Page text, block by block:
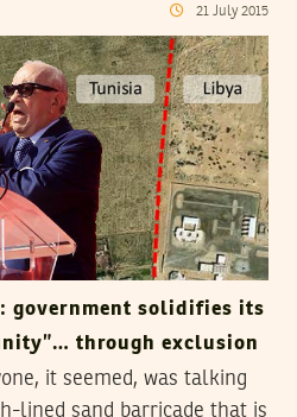
21 July 2015
government solidifies its
through exclusion
it seemed, was talking
lined sand barricade that is